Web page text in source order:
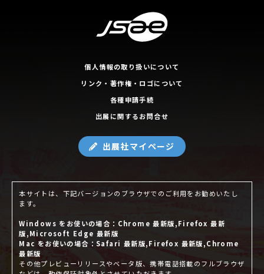
個人情報の取り扱いについて
リンク・著作権・ロゴについて
各種申請手続
出展に関するお問合せ
出展社マイページ
本サイトは、下記バージョンのブラウザでのご利用をお勧めいたし
ます。
Windows をお使いの場合：Chrome 最新版,Firefox 最新
版,Microsoft Edge 最新版
Mac をお使いの場合：Safari 最新版,Firefox 最新版,Chrome
最新版
その他プレビューリリースやベータ版、携帯電話搭載のフルブラウザ